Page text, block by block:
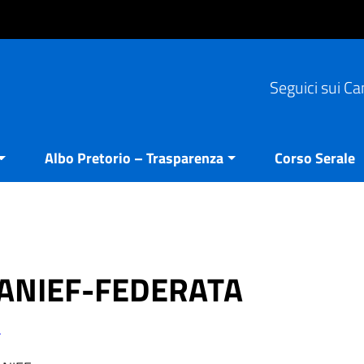
Seguici sui
Albo Pretorio – Trasparenza Corso Serale
FEDERATA